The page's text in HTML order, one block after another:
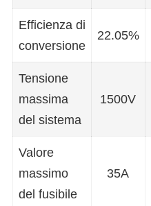
Efficienza di
conversione
22.05%
Tensione
massima
del sistema
1500V
Valore
massimo
del fusibile
35A